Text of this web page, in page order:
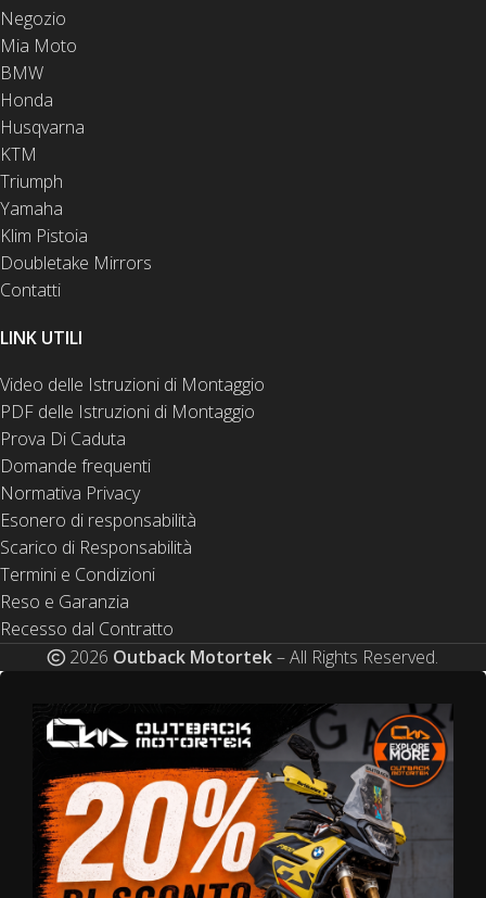
Negozio
Mia Moto
BMW
Honda
Husqvarna
KTM
Triumph
Yamaha
Klim Pistoia
Doubletake Mirrors
Contatti
LINK UTILI
Video delle Istruzioni di Montaggio
PDF delle Istruzioni di Montaggio
Prova Di Caduta
Domande frequenti
Normativa Privacy
Esonero di responsabilità
Scarico di Responsabilità
Termini e Condizioni
Reso e Garanzia
Recesso dal Contratto
2026 Outback Motortek– All Rights Reserved.